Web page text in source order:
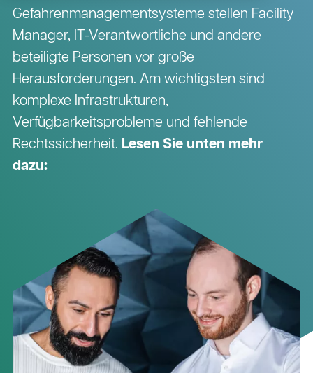
Gefahren­managementsysteme stellen Facility
Manager, IT-Verantwortliche und andere
beteiligte Personen vor große
Herausforderungen. Am wichtigsten sind
komplexe Infrastrukturen,
Verfügbarkeitsprobleme und fehlende
Rechtssicherheit. Lesen Sie unten mehr
dazu: